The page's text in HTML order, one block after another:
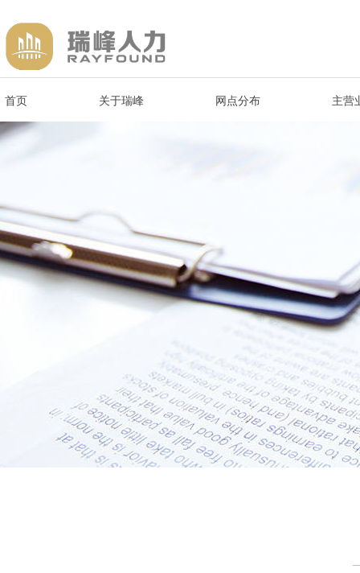
首页 关于瑞峰 网点分布 主营